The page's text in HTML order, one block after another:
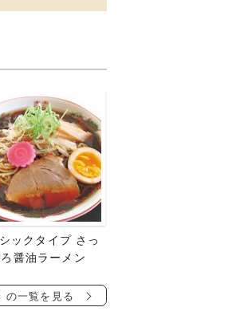
ックタイプ さっ
醤油ラーメン
の一覧を見る